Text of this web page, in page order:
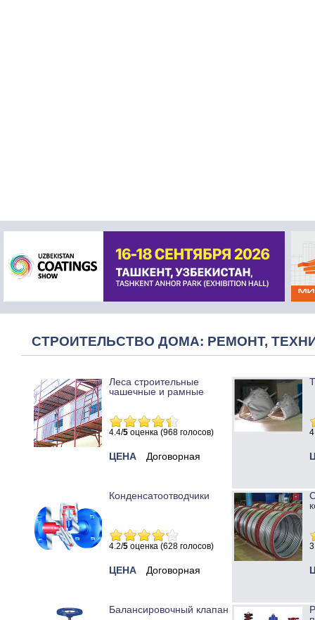
СТРОИТЕЛЬСТВО ДОМА: РЕМОНТ,
Леса строительные
чашечные и рамные
4.4/5 оценка (968 голосов)
ЦЕНА Договорная
Конденсатоотводчики
4.2/5 оценка (628 голосов)
ЦЕНА Договорная
Балансировочный клапан